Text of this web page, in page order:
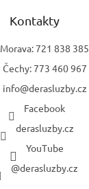
Kontakty
Morava: 721 838 385
Čechy: 773 460 967
info@derasluzby.cz
Facebook
derasluzby.cz
YouTube
@derasluzby.cz